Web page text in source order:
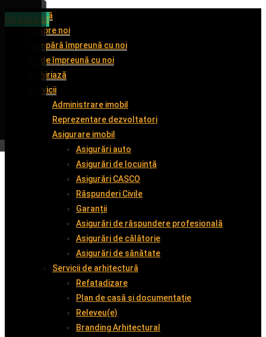
Acasă
Despre noi
Cumpără împreună cu noi
Vinde împreună cu noi
Închiriază
Servicii
Administrare imobil
Reprezentare dezvoltatori
Asigurare imobil
Asigurări auto
Asigurări de locuință
Asigurări CASCO
Răspunderi Civile
Garanții
Asigurări de răspundere profesională
Asigurări de călătorie
Asigurări de sănătate
Servicii de arhitectură
Refatadizare
Plan de casă și documentație
Releveu(e)
Branding Arhitectural
De închiriat
De închiriat
De închiriat
De închiriat